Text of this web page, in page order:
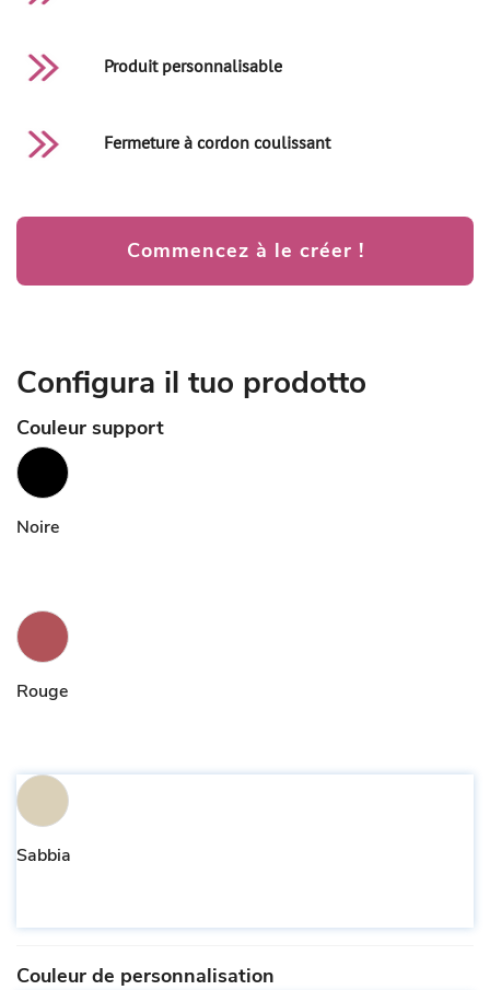
Produit personnalisable
Fermeture à cordon coulissant
Commencez à le créer !
Configura il tuo prodotto
Couleur support
Noire
Rouge
Sabbia
Couleur de personnalisation